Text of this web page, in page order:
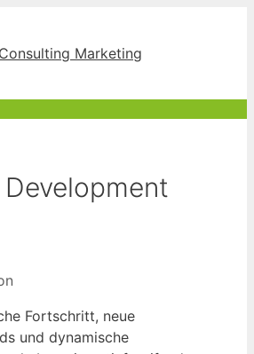
Development
Fortschritt, neue
und dynamische